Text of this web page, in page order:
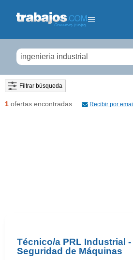
Filtrar búsqueda
1 ofertas encontradas Recibir por email
Técnico/a PRL Industrial -
Seguridad de Máquinas